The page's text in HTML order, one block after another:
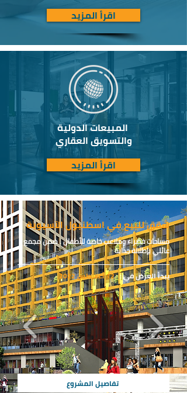
اقرأ المزيد
والتسويق العقاري
اقرأ المزيد
شقق للبيع في اسطنبول الآسيوية
مساحات خضراء وملاعب خاصة للأطفال . ضمن مجمع
عائلي بإطلالة جذابة
يبدأ العرض في : 12 أغسطس 2022
تفاصيل المشروع